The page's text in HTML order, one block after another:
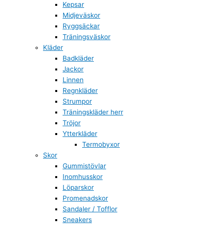
Kepsar
Midjeväskor
Ryggsäckar
Träningsväskor
Kläder
Badkläder
Jackor
Linnen
Regnkläder
Strumpor
Träningskläder herr
Tröjor
Ytterkläder
Termobyxor
Skor
Gummistövlar
Inomhusskor
Löparskor
Promenadskor
Sandaler / Tofflor
Sneakers